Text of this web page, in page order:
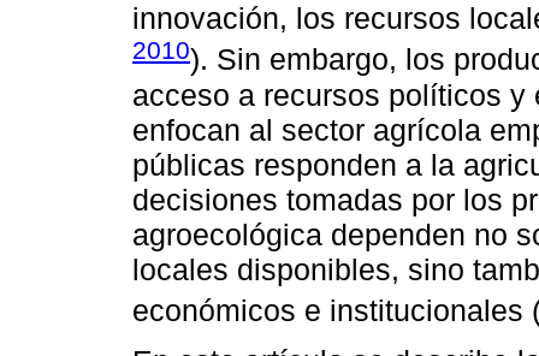
innovación, los recursos
2010). Sin embargo, los
acceso a recursos políticos
enfocan al sector agrícola
públicas responden a la
decisiones tomadas por los
agroecológica dependen no
locales disponibles, sino
económicos e institucionales